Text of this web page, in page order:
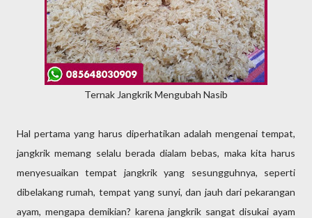
Ternak Jangkrik Mengubah Nasib
Hal pertama yang harus diperhatikan adalah mengenai tempat,
jangkrik memang selalu berada dialam bebas, maka kita harus
menyesuaikan tempat jangkrik yang sesungguhnya, seperti
dibelakang rumah, tempat yang sunyi, dan jauh dari pekarangan
ayam, mengapa demikian? karena jangkrik sangat disukai ayam